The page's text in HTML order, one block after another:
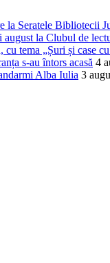
la Seratele Bibliotecii
la Clubul de
tema „Șuri și case
s-au întors acasă 4
Alba Iulia 3